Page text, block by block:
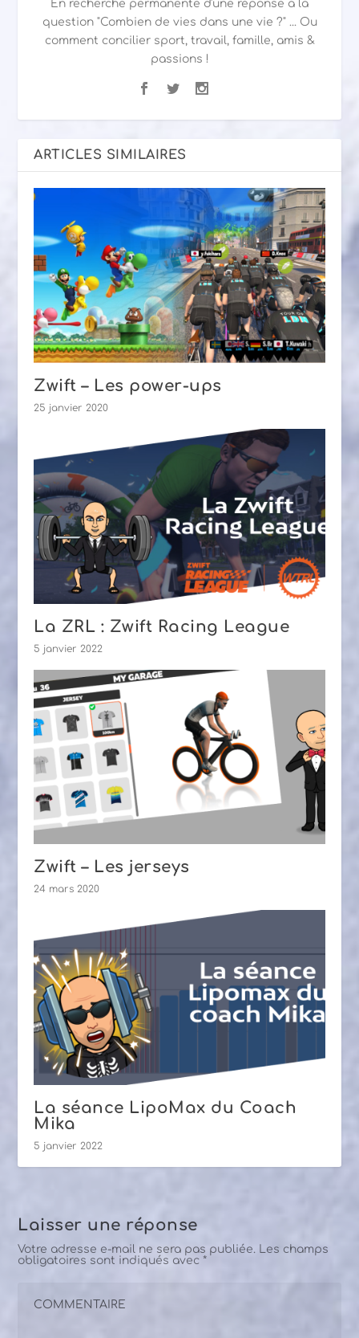
En recherche permanente d'une réponse à la
question "Combien de vies dans une vie ?" ... Ou
comment concilier sport, travail, famille, amis &
passions !
ARTICLES SIMILAIRES
Zwift – Les power-ups
25 janvier 2020
La ZRL : Zwift Racing League
5 janvier 2022
Zwift – Les jerseys
24 mars 2020
La séance LipoMax du Coach
Mika
5 janvier 2022
Laisser une réponse
Votre adresse e-mail ne sera pas publiée. Les champs
obligatoires sont indiqués avec*